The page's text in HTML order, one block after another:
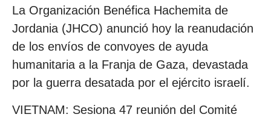
La Organización Benéfica Hachemita de
Jordania (JHCO) anunció hoy la reanudación
de los envíos de convoyes de ayuda
humanitaria a la Franja de Gaza, devastada
por la guerra desatada por el ejército israelí.
VIETNAM: Sesiona 47 reunión del Comité